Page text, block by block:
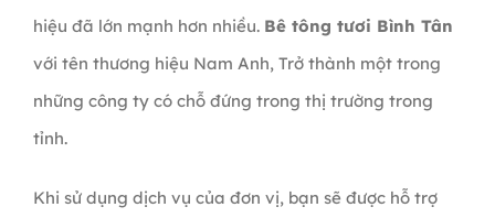
hiệu đã lớn mạnh hơn nhiều. Bê tông tươi Bình Tân
với tên thương hiệu Nam Anh, Trở thành một trong
những công ty có chỗ đứng trong thị trường trong
tỉnh.
Khi sử dụng dịch vụ của đơn vị, bạn sẽ được hỗ trợ